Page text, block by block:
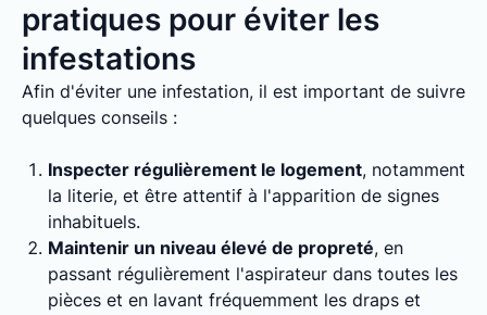
pratiques pour éviter les
infestations
Afin d'éviter une infestation, il est important de suivre
quelques conseils :
Inspecter régulièrement le logement, notamment
la literie, et être attentif à l'apparition de signes
inhabituels.
Maintenir un niveau élevé de propreté, en
passant régulièrement l'aspirateur dans toutes les
pièces et en lavant fréquemment les draps et